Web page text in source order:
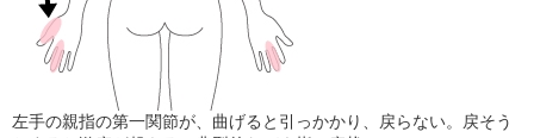
左手の親指の第一関節が、曲げると引っかかり、戻らない。戻そう